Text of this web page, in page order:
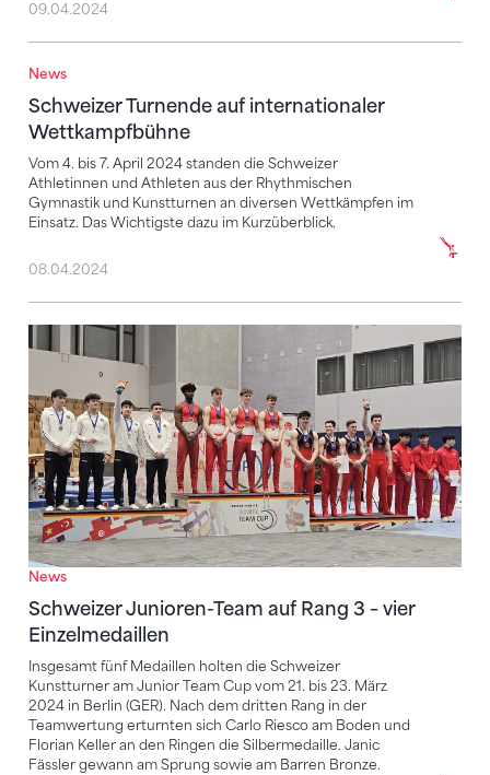
09.04.2024
News
Schweizer Turnende auf internationaler
Wettkampfbühne
Vom 4. bis 7. April 2024 standen die Schweizer
Athletinnen und Athleten aus der Rhythmischen
Gymnastik und Kunstturnen an diversen Wettkämpfen im
Einsatz. Das Wichtigste dazu im Kurzüberblick.
Schweizer Turnende auf internationaler
08.04.2024
News
Schweizer Junioren-Team auf Rang 3 – vier
Einzelmedaillen
Insgesamt fünf Medaillen holten die Schweizer
Kunstturner am Junior Team Cup vom 21. bis 23. März
2024 in Berlin (GER). Nach dem dritten Rang in der
Teamwertung erturnten sich Carlo Riesco am Boden und
Florian Keller an den Ringen die Silbermedaille. Janic
Fässler gewann am Sprung sowie am Barren Bronze.
Schweizer Junioren-Team auf Rang 3 – vier